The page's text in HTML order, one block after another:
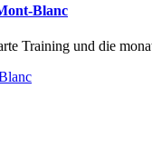
Blanc
Training und die